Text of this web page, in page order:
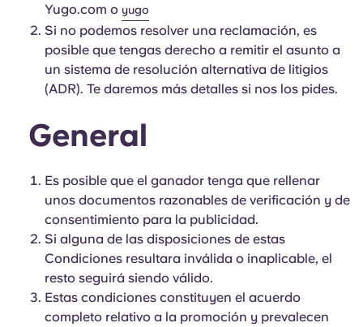
Yugo.com o yugo
Si no podemos resolver una reclamación, es
posible que tengas derecho a remitir el asunto a
un sistema de resolución alternativa de litigios
(ADR). Te daremos más detalles si nos los pides.
General
Es posible que el ganador tenga que rellenar
unos documentos razonables de verificación y de
consentimiento para la publicidad.
Si alguna de las disposiciones de estas
Condiciones resultara inválida o inaplicable, el
resto seguirá siendo válido.
Estas condiciones constituyen el acuerdo
completo relativo a la promoción y prevalecen